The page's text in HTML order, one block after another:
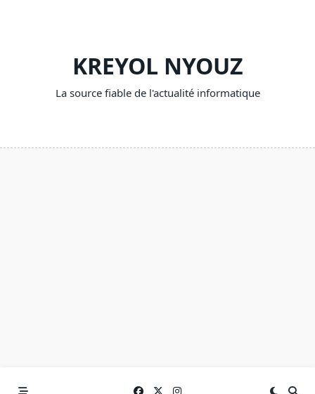
KREYOL NYOUZ
La source fiable de l'actualité informatique